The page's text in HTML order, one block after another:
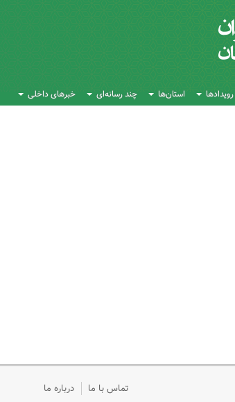
استان‌ها چند رسانه‌ای خبرهای داخلی
تماس با ما درباره ما